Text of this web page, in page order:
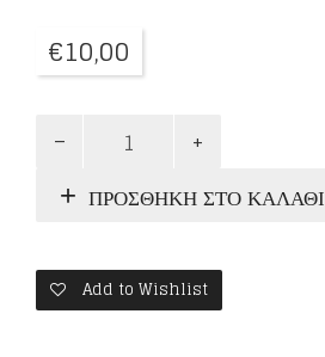
€10,00
ΑΙΝΙΓΜΑ
ΠΟΝΟΥΠΡΟΣΘΉΚΗ ΣΤΟ ΚΑΛΆΘΙ
Add to Wishlist